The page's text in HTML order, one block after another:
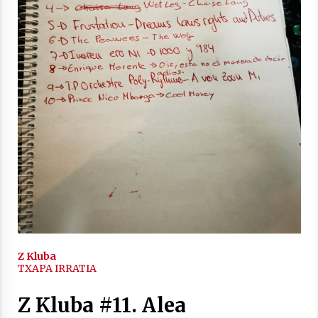
2021/11/25
2021/11/12
Z Kluba
TXAPA IRRATIA
Z Kluba #11. Alea